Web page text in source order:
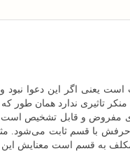
اگر این دعوا نبود و
تاثیری ندارد همان طور
مفروض و قابل تشخیص است و
با قسم ثابت می‌شود. مثلا
مکلف به قسم است معنایش